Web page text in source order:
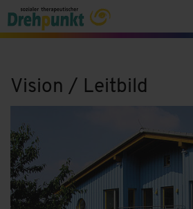
Vision / Leitbild